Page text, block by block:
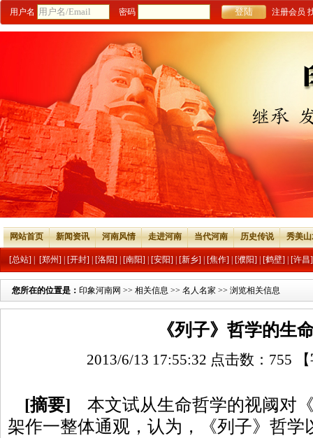
用户名 密码 注册会员
网站首页 新闻资讯 河南风情 走进河南 当代河南 历史传说 秀美
[总站] [郑州] [开封] [洛阳] [南阳] [安阳] [新乡] [焦作] [濮阳] [鹤壁] [许昌]
您所在的位置是： 印象河南网 >> 相关信息 >> 名人名家 >> 浏览相关信息
《列子》哲学的生
2013/6/13 17:55:32 点击数： 755
[摘要] 本文试从生命哲学的视阈对
架作一整体通观，认为，《列子》哲学